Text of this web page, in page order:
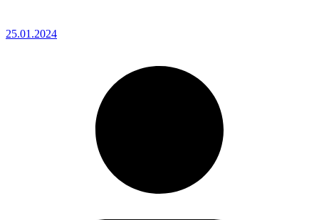
25.01.2024